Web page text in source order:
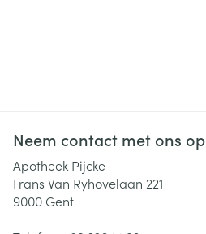
Neem contact met ons op
Apotheek Pijcke
Frans Van Ryhovelaan 221
9000 Gent